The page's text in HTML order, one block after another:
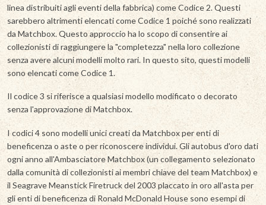
linea distribuiti agli eventi della fabbrica) come Codice 2. Questi
sarebbero altrimenti elencati come Codice 1 poiché sono realizzati
da Matchbox. Questo approccio ha lo scopo di consentire ai
collezionisti di raggiungere la "completezza" nella loro collezione
senza avere alcuni modelli molto rari. In questo sito, questi modelli
sono elencati come Codice 1.
Il codice 3 si riferisce a qualsiasi modello modificato o decorato
senza l'approvazione di Matchbox.
I codici 4 sono modelli unici creati da Matchbox per enti di
beneficenza o aste o per riconoscere individui. Gli autobus d'oro dati
ogni anno all'Ambasciatore Matchbox (un collegamento selezionato
dalla comunità di collezionisti ai membri chiave del team Matchbox) e
il Seagrave Meanstick Firetruck del 2003 placcato in oro all'asta per
gli enti di beneficenza di Ronald McDonald House sono esempi di